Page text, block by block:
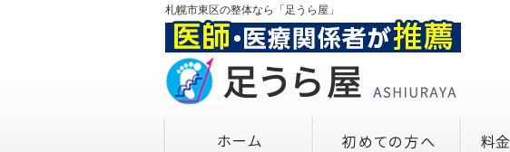
札幌市東区の整体なら「足うら屋」